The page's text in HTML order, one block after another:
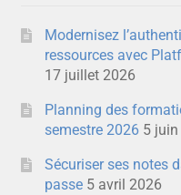
Modernisez
ressources avec
17 juillet 2026
Planning des
semestre 2026 5
Sécuriser ses notes
passe 5 avril 2026